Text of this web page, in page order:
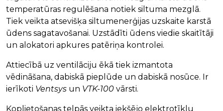
temperatūras regulēšana notiek siltuma mezglā.
Tiek veikta atsevišķa siltumenerģijas uzskaite karstā
ūdens sagatavošanai. Uzstādīti ūdens viedie skaitītāji
un alokatori apkures patēriņa kontrolei.
Attiecībā uz ventilāciju ēkā tiek izmantota
vēdināšana, dabiskā pieplūde un dabiskā nosūce. Ir
ierīkoti Ventsys un VTK-100 vārsti.
Koplietošanas telpās veikta iekšējo elektrotīklu